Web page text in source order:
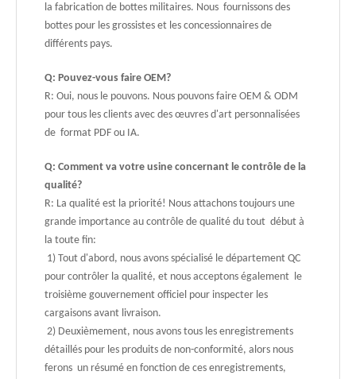
la fabrication de bottes militaires. Nous fournissons des
bottes pour les grossistes et les concessionnaires de
différents pays.
Q: Pouvez-vous faire OEM?
R: Oui, nous le pouvons. Nous pouvons faire OEM & ODM
pour tous les clients avec des œuvres d'art personnalisées
de format PDF ou IA.
Q: Comment va votre usine concernant le contrôle de la
qualité?
R: La qualité est la priorité! Nous attachons toujours une
grande importance au contrôle de qualité du tout début à
la toute fin:
1) Tout d'abord, nous avons spécialisé le département QC
pour contrôler la qualité, et nous acceptons également le
troisième gouvernement officiel pour inspecter les
cargaisons avant livraison.
2) Deuxièmement, nous avons tous les enregistrements
détaillés pour les produits de non-conformité, alors nous
ferons un résumé en fonction de ces enregistrements,